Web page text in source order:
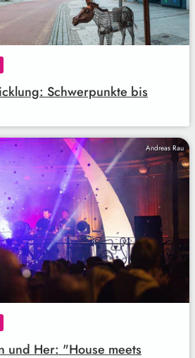
Schwerpunkte bis
Andreas Rau
und Her: "House meets